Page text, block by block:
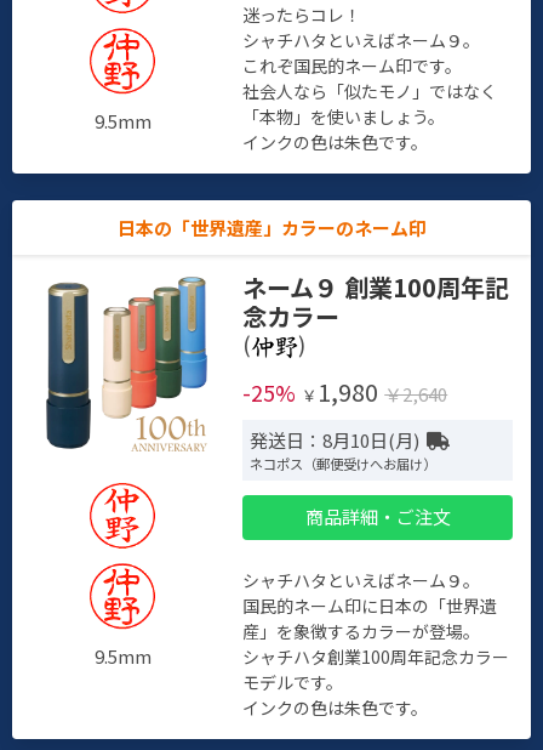
9.5mm
迷ったらコレ！
シャチハタといえばネーム９。
これぞ国民的ネーム印です。
社会人なら「似たモノ」ではなく
「本物」を使いましょう。
インクの色は朱色です。
日本の「世界遺産」カラーのネーム印
9.5mm
ネーム９ 創業100周年記
念カラー
(
)
-25% ￥ 1,980 ￥2,640
発送日：8月10日(月)
ネコポス（郵便受けへお届け）
商品詳細・ご注文
シャチハタといえばネーム９。
国民的ネーム印に日本の「世界遺
産」を象徴するカラーが登場。
シャチハタ創業100周年記念カラー
モデルです。
インクの色は朱色です。